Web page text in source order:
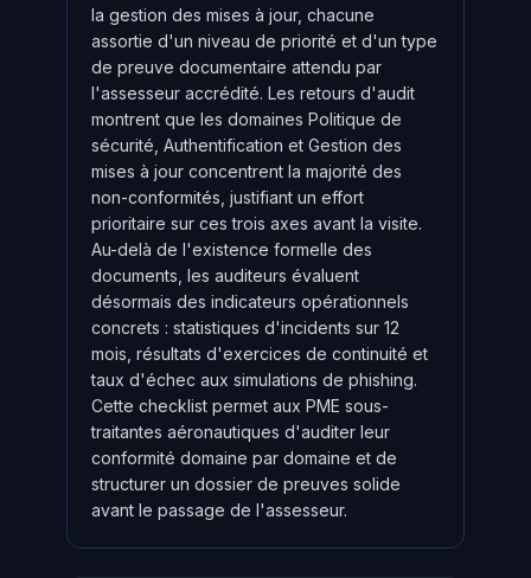
la gestion des mises à jour, chacune
assortie d'un niveau de priorité et d'un type
de preuve documentaire attendu par
l'assesseur accrédité. Les retours d'audit
montrent que les domaines Politique de
sécurité, Authentification et Gestion des
mises à jour concentrent la majorité des
non-conformités, justifiant un effort
prioritaire sur ces trois axes avant la visite.
Au-delà de l'existence formelle des
documents, les auditeurs évaluent
désormais des indicateurs opérationnels
concrets : statistiques d'incidents sur 12
mois, résultats d'exercices de continuité et
taux d'échec aux simulations de phishing.
Cette checklist permet aux PME sous-
traitantes aéronautiques d'auditer leur
conformité domaine par domaine et de
structurer un dossier de preuves solide
avant le passage de l'assesseur.